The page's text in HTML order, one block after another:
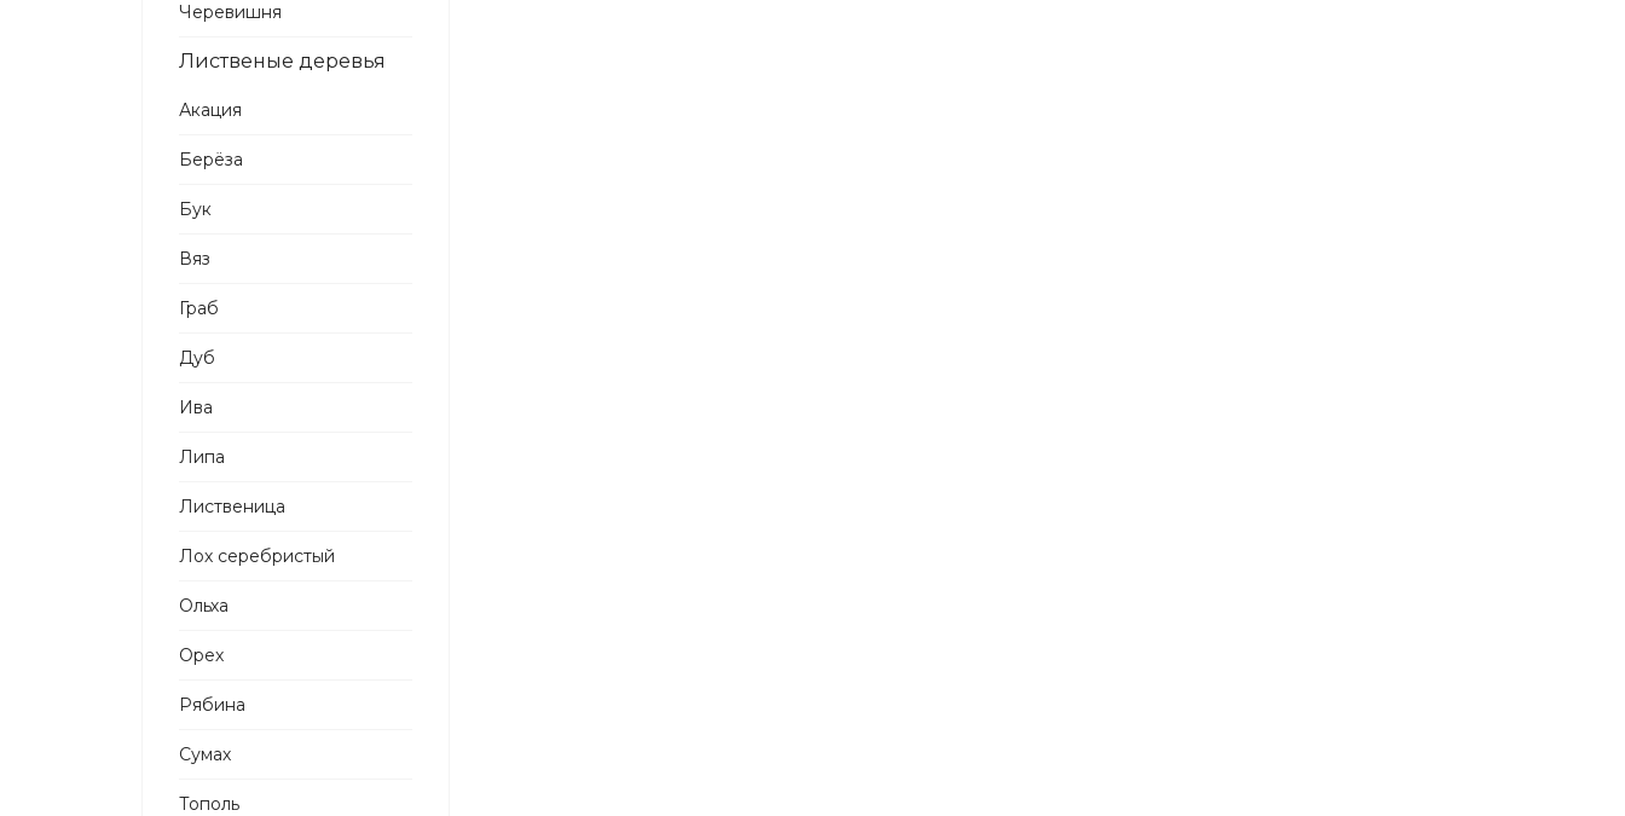
Черевишня
Лиственые деревья
Акация
Берёза
Бук
Вяз
Граб
Дуб
Ива
Липа
Лиственица
Лох серебристый
Ольха
Орех
Рябина
Сумах
Тополь